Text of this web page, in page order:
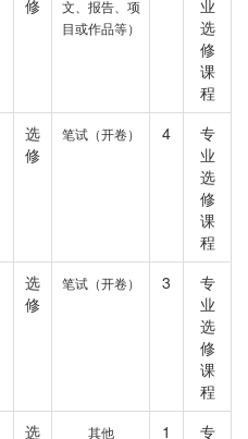
修
文、报告、项
目或作品等）
业
选
修
课
程
选
修
笔试（开卷） 4
专
业
选
修
课
程
选
修
笔试（开卷） 3
专
业
选
修
课
程
选
其他 1
专